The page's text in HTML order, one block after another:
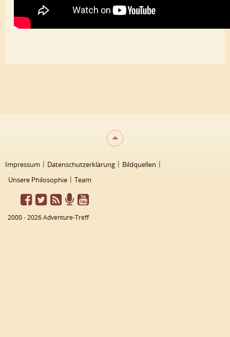
Impressum Datenschutzerklärung
Bildquellen
Unsere Philosophie
Team
2000 - 2026 Adventure-Treff